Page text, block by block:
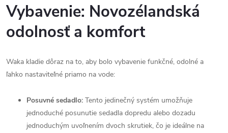
Vybavenie: Novozélandská
odolnosť a komfort
Waka kladie dôraz na to, aby bolo vybavenie funkčné, odolné a
ľahko nastaviteľné priamo na vode:
Posuvné sedadlo: Tento jedinečný systém umožňuje
jednoduché posunutie sedadla dopredu alebo dozadu
jednoduchým uvoľnením dvoch skrutiek, čo je ideálne na